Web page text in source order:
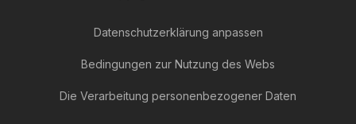
Datenschutzerklärung anpassen
Bedingungen zur Nutzung des Webs
Die Verarbeitung personenbezogener Daten